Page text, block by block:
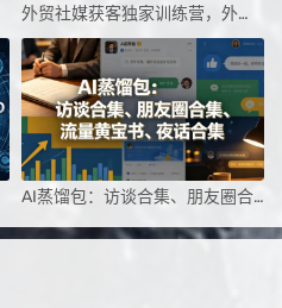
外贸社媒获客独家训练营，外贸新模式，快速做外贸（更新26年4月）
AI蒸馏包：访谈合集、朋友圈合集、流量黄宝书、夜话合集【文档】